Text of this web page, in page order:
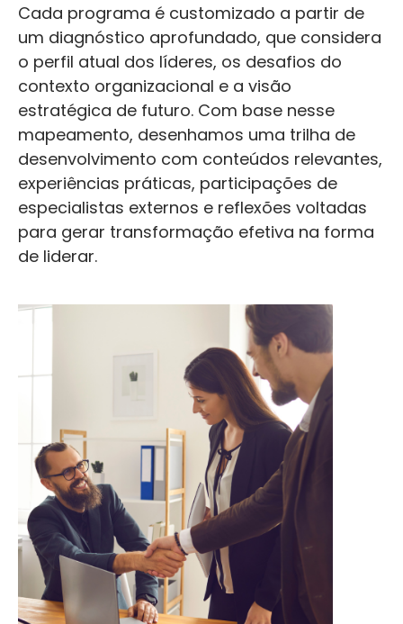
Cada programa é customizado a partir de
um diagnóstico aprofundado, que considera
o perfil atual dos líderes, os desafios do
contexto organizacional e a visão
estratégica de futuro. Com base nesse
mapeamento, desenhamos uma trilha de
desenvolvimento com conteúdos relevantes,
experiências práticas, participações de
especialistas externos e reflexões voltadas
para gerar transformação efetiva na forma
de liderar.